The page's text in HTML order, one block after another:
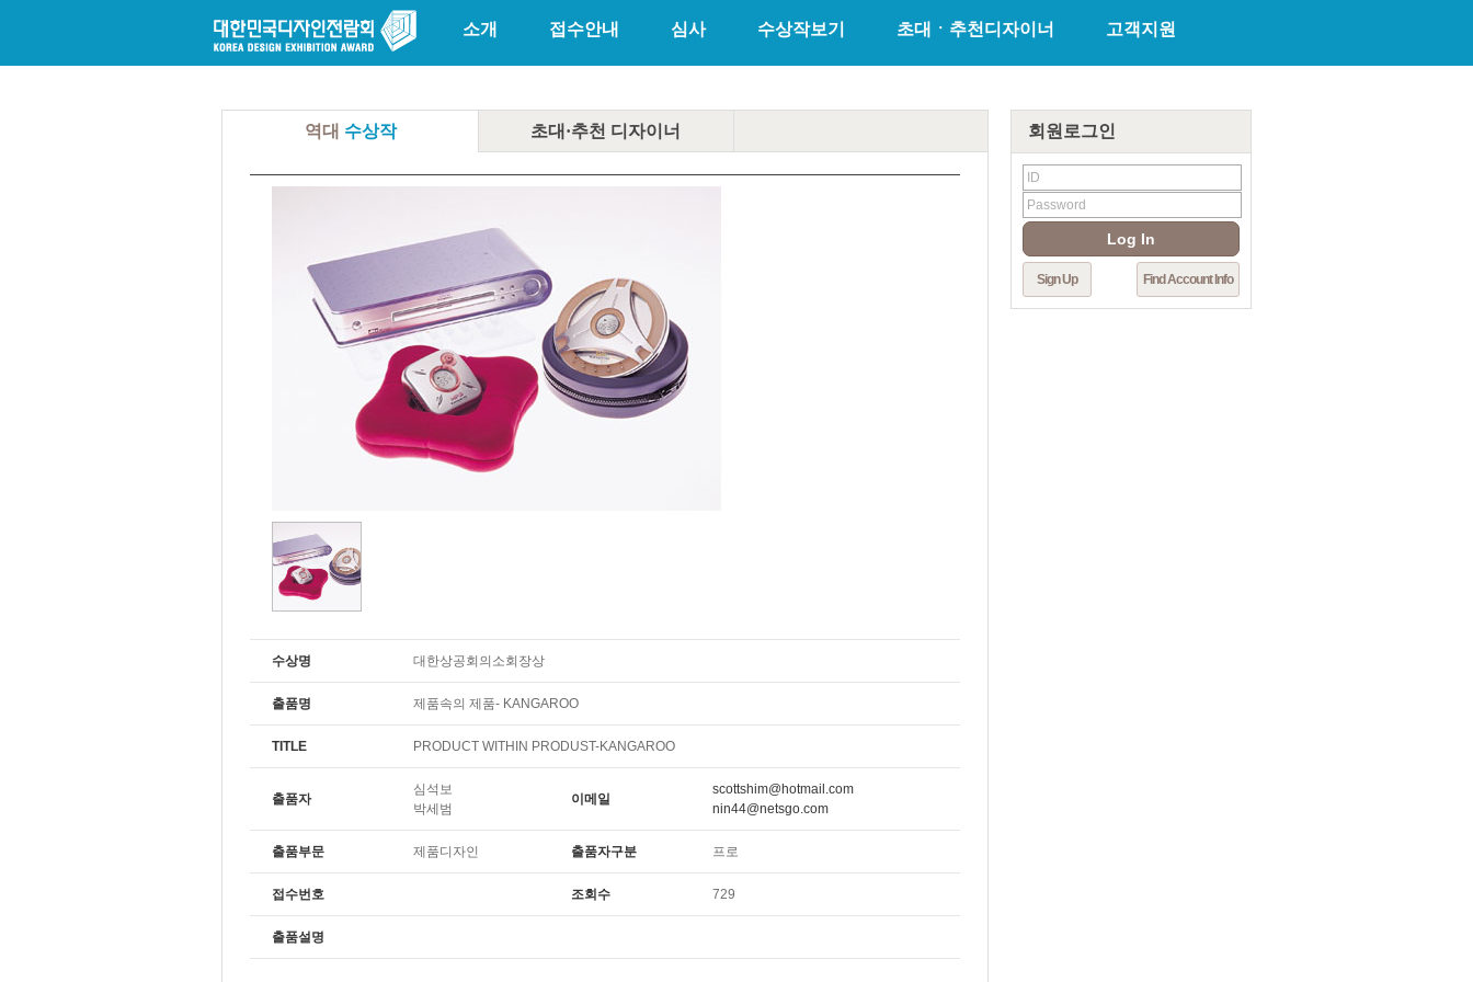
소개 접수안내 심사 수상작보기 초대ㆍ추천디자이너 고객지원
역대 수상작 초대·추천 디자이너
수상명 대한상공회의소회장상
출품명 제품속의 제품- KANGAROO
TITLE PRODUCT WITHIN PRODUST-KANGAROO
출품자
심석보
박세범
이메일
scottshim@hotmail.com
nin44@netsgo.com
출품부문 제품디자인 출품자구분 프로
접수번호 조회수 729
출품설명
회원로그인
Log In
Sign Up Find Account Info